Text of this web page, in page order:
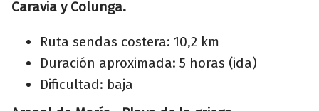
Caravia y Colunga.
Ruta sendas costera: 10,2 km
Duración aproximada: 5 horas (ida)
Dificultad: baja